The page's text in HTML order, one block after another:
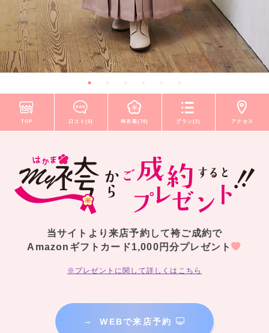
TOP 口コミ(5) 袴衣装(78) プラン(2) アクセス
当サイトより来店予約して袴ご成約で
Amazonギフトカード1,000円分プレゼント
※プレゼントに関して詳しくはこちら
→ WEBで来店予約